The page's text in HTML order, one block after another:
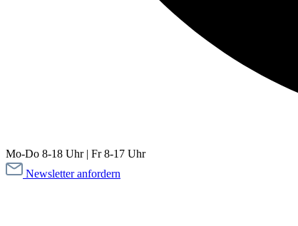
Mo-Do 8-18 Uhr | Fr 8-17 Uhr
Newsletter anfordern